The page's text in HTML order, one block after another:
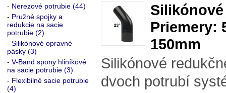
- Nerezové potrubie (44)
- Pružné spojky a
redukcie na sacie
potrubie (2)
- Silikónové opravné
pásky (3)
- V-Band spony hliníkové
na sacie potrubie (3)
- Flexibilné sacie potrubie
(4)
Priemery:
150mm
Silikónové
dvoch potrubí